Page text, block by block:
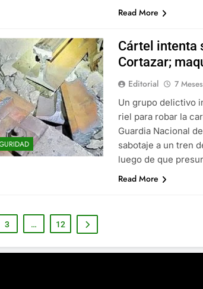
Read More
Cártel intenta
Cortazar;
Editorial 7
Un grupo delictivo
riel para robar la
Guardia Nacional
sabotaje a un tren
luego de que
Read More
3 … 12